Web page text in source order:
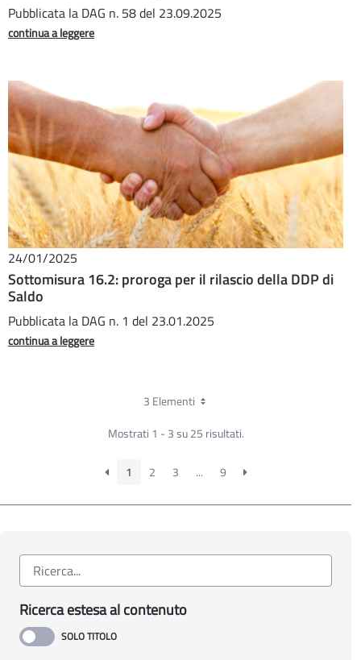
Pubblicata la DAG n. 58 del 23.09.2025
continua a leggere
24/01/2025
Sottomisura 16.2: proroga per il rilascio della DDP di
Saldo
Pubblicata la DAG n. 1 del 23.01.2025
continua a leggere
3 Elementi
Mostrati 1 - 3 su 25 risultati.
1 2 3 ... 9
Ricerca estesa al contenuto